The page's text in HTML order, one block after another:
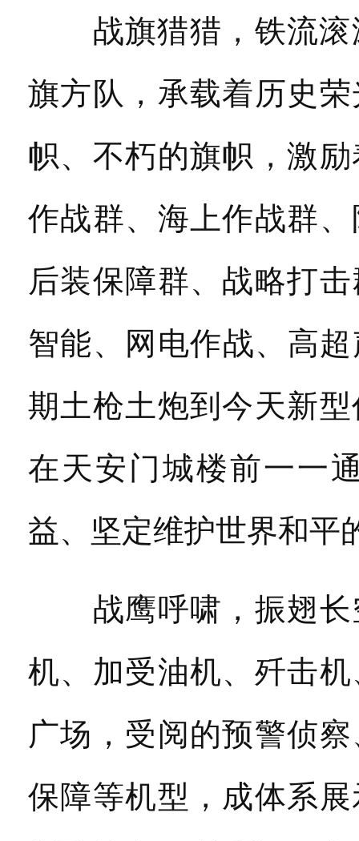
战旗猎猎，铁流滚
旗方队，承载着历史
帜、不朽的旗帜，激
作战群、海上作战群
后装保障群、战略打
智能、网电作战、高
期土枪土炮到今天新
在天安门城楼前一一
益、坚定维护世界和平
战鹰呼啸，振翅长
机、加受油机、歼击
广场，受阅的预警侦
保障等机型，成体系